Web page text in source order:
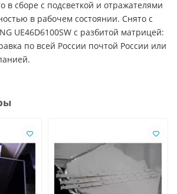
в сборе с подсветкой и отражателями
в рабочем состоянии. Снято с
UE46D6100SW с разбитой матрицей:
по всей России почтой России или